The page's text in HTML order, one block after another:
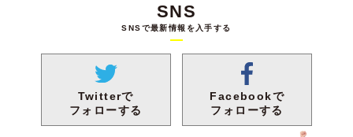
SNS
SNSで最新情報を入手する
Twitterで
フォローする
Facebookで
フォローする